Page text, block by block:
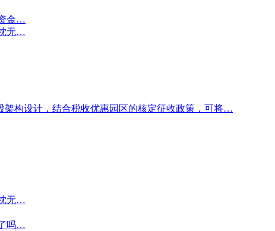
金…
无…
架构设计，结合税收优惠园区的核定征收政策，可将…
无…
吗…